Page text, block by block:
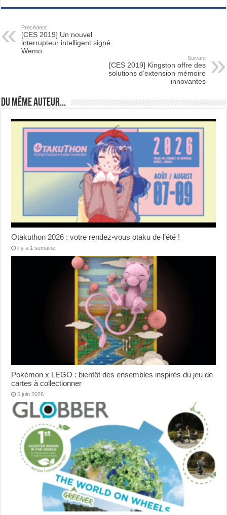
Précédent
[CES 2019] Un nouvel
interrupteur intelligent signé
Wemo
Suivant
[CES 2019] Kingston offre des
solutions d’extension mémoire
innovantes
Du même auteur...
Otakuthon 2026 : votre rendez-vous otaku de l’été !
il y a 1 semaine
Pokémon x LEGO : bientôt des ensembles inspirés du jeu de
cartes à collectionner
5 juin 2026